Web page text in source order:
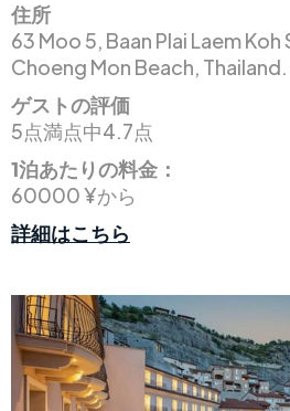
住所
63 Moo 5, Baan Plai Laem
Choeng Mon Beach, Thailand.
ゲストの評価
5点満点中4.7点
1泊あたりの料金：
60000 ¥から
詳細はこちら